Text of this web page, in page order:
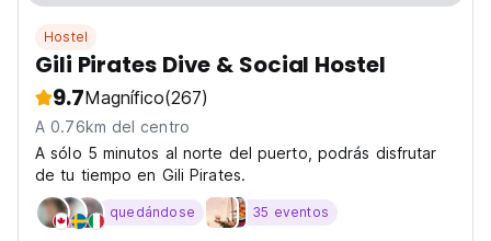
Hostel
Gili Pirates Dive & Social Hostel
9.7Magnífico(267)
A 0.76km del centro
A sólo 5 minutos al norte del puerto, podrás disfrutar
de tu tiempo en Gili Pirates.
quedándose 35 eventos